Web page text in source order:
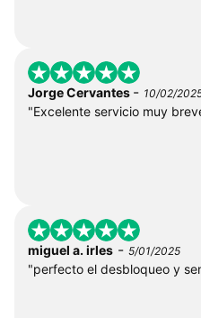
Jorge Cervantes - 10/02/
"Excelente servicio muy
miguel a. irles - 5/01/2025
"perfecto el desbloqueo y